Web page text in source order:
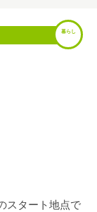
暮らし
スタート地点で